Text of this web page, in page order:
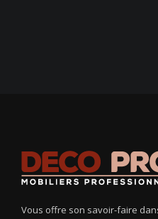
Vous offre son savoir-faire